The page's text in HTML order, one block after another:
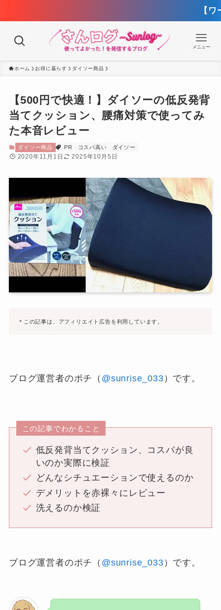
【ワークマン春夏】
メニュー
ホーム お得に暮らす ダイソー商品
【500円で快適！】ダイソーの低反発背
当てクッション、腰痛対策で使ってみ
た本音レビュー
ダイソー商品 PR コスパ高い ダイソー
2020年11月1日 2025年10月5日
＊この記事は、アフィリエイト広告を利用しています。
ブログ運営者のポチ（ @sunrise_033 ）です。
この記事でわかること
低反発背当てクッション、コスパが良
いのか実際に検証
どんなシチュエーションで使えるのか
デメリットを赤裸々にレビュー
洗えるのか検証
ブログ運営者のポチ（ @sunrise_033 ）です。